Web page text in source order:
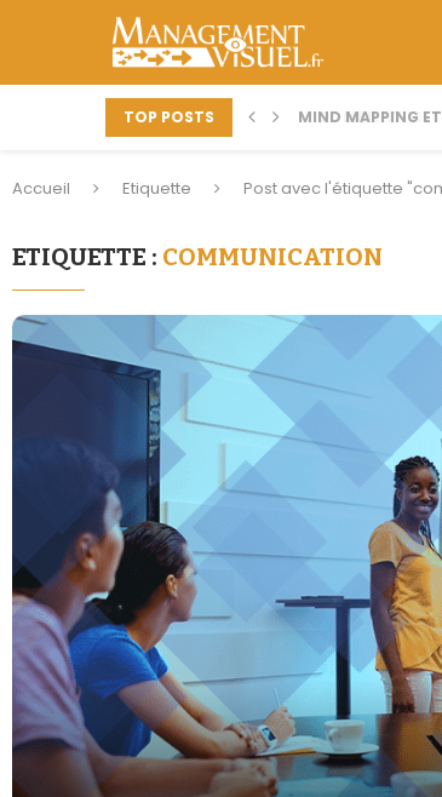
TOP POSTS MIND MAPPING
Accueil Etiquette Post avec l'étiquette
ETIQUETTE : COMMUNICATION